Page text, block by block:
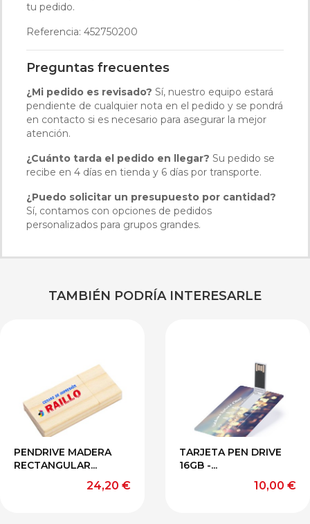
tu pedido.
Referencia: 452750200
Preguntas frecuentes
¿Mi pedido es revisado? Sí, nuestro equipo estará
pendiente de cualquier nota en el pedido y se pondrá
en contacto si es necesario para asegurar la mejor
atención.
¿Cuánto tarda el pedido en llegar? Su pedido se
recibe en 4 días en tienda y 6 días por transporte.
¿Puedo solicitar un presupuesto por cantidad?
Sí, contamos con opciones de pedidos
personalizados para grupos grandes.
TAMBIÉN PODRÍA INTERESARLE
PENDRIVE MADERA
RECTANGULAR...
Precio
24,20 €
TARJETA PEN DRIVE
16GB -...
Precio
10,00 €